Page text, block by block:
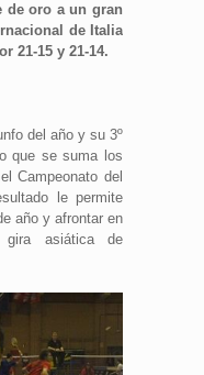
de oro a un gran
de Italia
21-15 y 21-14.
del año y su 3º
que se suma los
Campeonato del
le permite
año y afrontar en
gira asiática de